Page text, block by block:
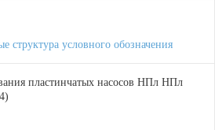
структура условного обозначения
пластинчатых насосов НПл НПл